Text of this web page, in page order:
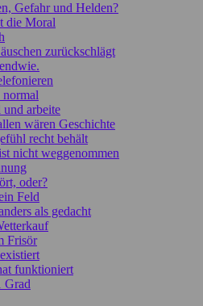
Gefahr und Helden?
die Moral
zurückschlägt
normal
arbeite
wären Geschichte
recht behält
nicht weggenommen
oder?
Feld
als gedacht
Frisör
funktioniert
Grad